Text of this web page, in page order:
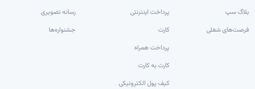
بلاگ سپ
فرصت‌های شغلی
پرداخت اینترنتی
کارت
پرداخت همراه
کارت به کارت
کیف پول الکترونیکی
رسانه تصویری
جشنواره‌ها